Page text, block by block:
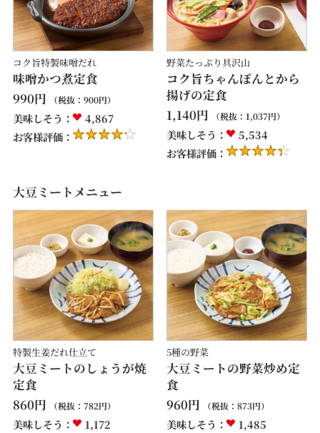
コク旨特製味噌だれ
味噌かつ煮定食
990円 （税抜： 900円）
美味しそう：
4,867
お客様評価：
野菜たっぷり具沢山
コク旨ちゃんぽんとから
揚げの定食
1,140円 （税抜： 1,037円）
美味しそう：
5,534
お客様評価：
大豆ミートメニュー
特製生姜だれ仕立て
大豆ミートのしょうが焼
定食
860円 （税抜： 782円）
美味しそう：
1,172
5種の野菜
大豆ミートの野菜炒め定
食
960円 （税抜： 873円）
美味しそう：
1,485